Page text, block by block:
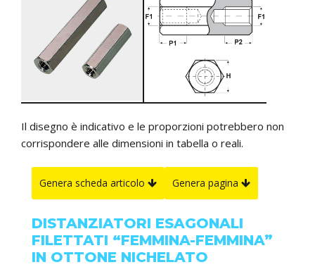
Il disegno è indicativo e le proporzioni potrebbero non
corrispondere alle dimensioni in tabella o reali.
Genera scheda articolo Genera pagina
DISTANZIATORI ESAGONALI
FILETTATI “FEMMINA-FEMMINA”
IN OTTONE NICHELATO